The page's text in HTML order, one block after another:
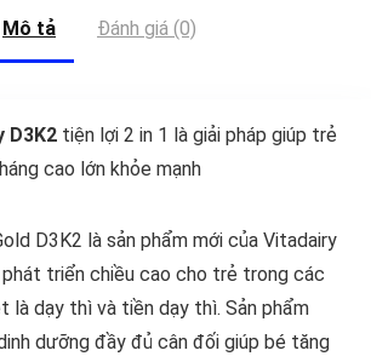
Mô tả Đánh giá (0)
D3K2tiện lợi 2 in 1 là giải pháp giúp trẻ
cao lớn khỏe mạnh
D3K2 là sản phẩm mới của Vitadairy
triển chiều cao cho trẻ trong các
là dạy thì và tiền dạy thì. Sản phẩm
dưỡng đầy đủ cân đối giúp bé tăng